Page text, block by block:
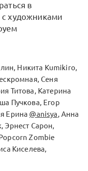
в
художниками
Никита Kumikiro,
Сеня
Титова, Катерина
Пучкова, Егор
Ерина @anisya, Анна
Эрнест Сарон,
Zombie
Киселева,